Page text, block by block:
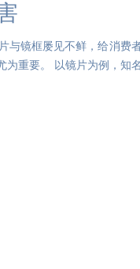
与镜框屡见不鲜，给消费
为重要。 以镜片为例，知